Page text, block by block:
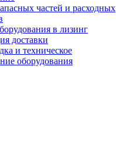
частей и расходных
в лизинг
доставки
и техническое
оборудования